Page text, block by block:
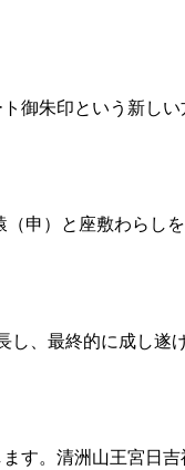
御朱印という新し
申）と座敷わらし
、最終的に成し
す。清洲山王宮日